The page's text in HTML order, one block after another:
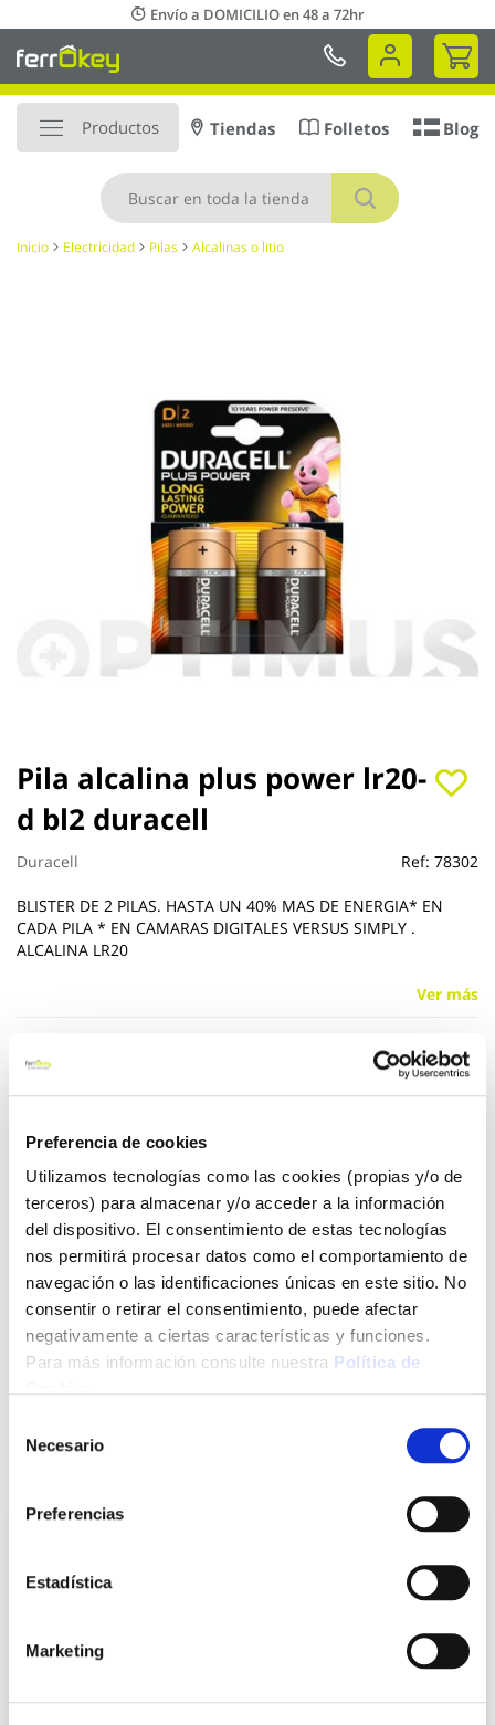
Preferencia de cookies
Utilizamos tecnologías como las cookies (propias y/o de
terceros) para almacenar y/o acceder a la información
del dispositivo. El consentimiento de estas tecnologías
nos permitirá procesar datos como el comportamiento de
navegación o las identificaciones únicas en este sitio. No
consentir o retirar el consentimiento, puede afectar
negativamente a ciertas características y funciones.
Para más información consulte nuestra Política de
Necesario
Preferencias
Estadística
Marketing
al
contenido
Envío a DOMICILIO en 48 a 72hr
Mi
Productos
Buscar
Tiendas Folletos Blog
Inicio Electricidad Pilas Alcalinas o litio
Pila alcalina plus power lr20-
d bl2 duracell
Duracell Ref: 78302
BLISTER DE 2 PILAS. HASTA UN 40% MAS DE ENERGIA* EN
CADA PILA * EN CAMARAS DIGITALES VERSUS SIMPLY .
ALCALINA LR20
Ver más
5,11 €
Click&Collect - Recogida gratis
en nuestras tiendas
Envío a domicilio:
5 días hábiles
+ INFO
Saltar
al
comienzo
de
la
de
imágenes